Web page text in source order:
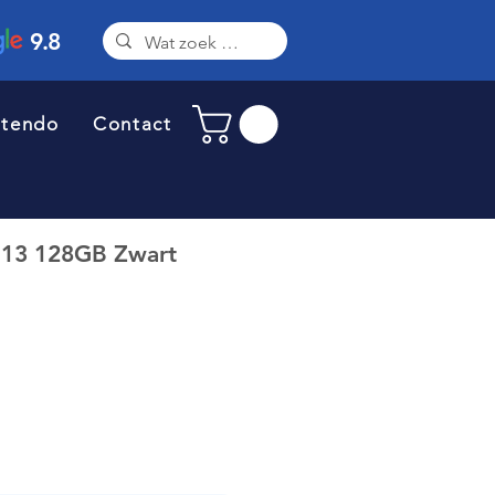
9.8
Contact
128GB Zwart